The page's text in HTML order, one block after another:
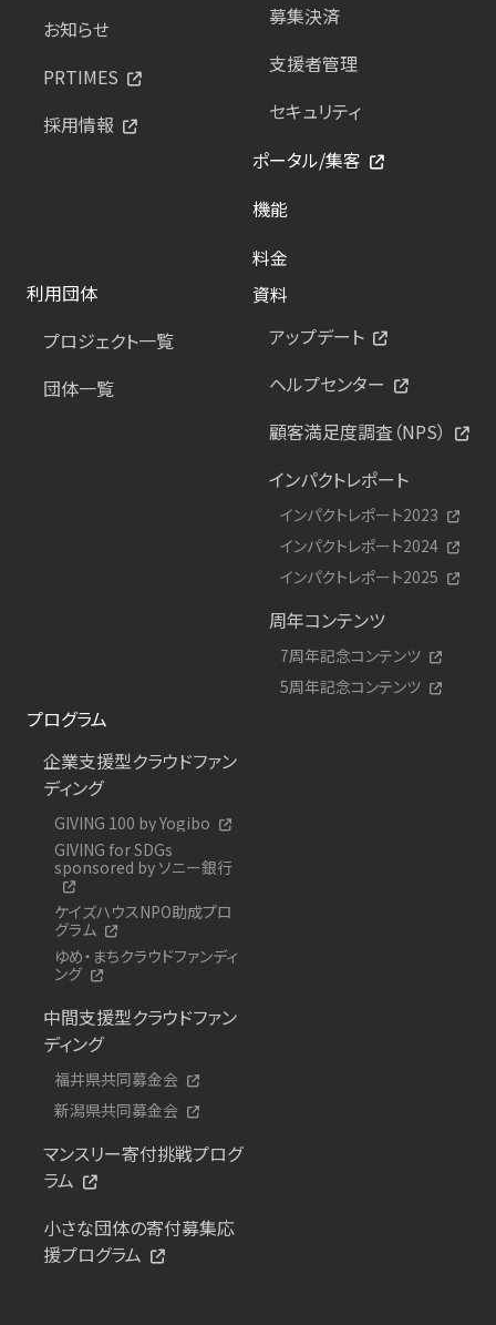
お知らせ
PRTIMES
採用情報
募集決済
支援者管理
セキュリティ
ポータル/集客
機能
料金
利用団体
プロジェクト一覧
団体一覧
資料
アップデート
ヘルプセンター
顧客満足度調査（NPS）
インパクトレポート
インパクトレポート2023
インパクトレポート2024
インパクトレポート2025
周年コンテンツ
7周年記念コンテンツ
5周年記念コンテンツ
プログラム
企業支援型クラウドファン
ディング
GIVING 100 by Yogibo
GIVING for SDGs
sponsored by ソニー銀行
ケイズハウスNPO助成プロ
グラム
ゆめ・まちクラウドファンディ
ング
中間支援型クラウドファン
ディング
福井県共同募金会
新潟県共同募金会
マンスリー寄付挑戦プログ
ラム
小さな団体の寄付募集応
援プログラム